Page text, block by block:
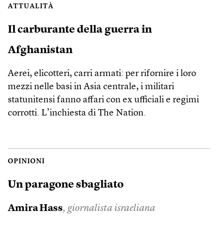
ATTUALITÀ
Il carburante della guerra in
Afghanistan
Aerei, elicotteri, carri armati: per rifornire i loro
mezzi nelle basi in Asia centrale, i militari
statunitensi fanno affari con ex ufficiali e regimi
corrotti. L’inchiesta di The Nation.
OPINIONI
Un paragone sbagliato
Amira Hass, giornalista israeliana